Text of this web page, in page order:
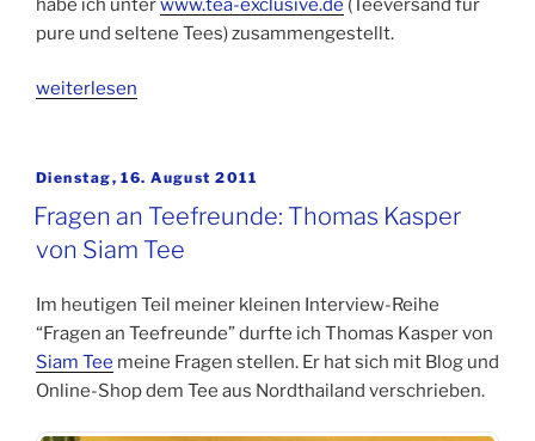
pure und seltene Tees) zusammengestellt.
„Fragen
Natalia
Panne“
weiterlesen
Veröffentlicht
Dienstag, 16. August 2011
Fragen an Teefreunde: Thomas Kasper
von Siam Tee
Im heutigen Teil meiner kleinen Interview-Reihe
“Fragen an Teefreunde” durfte ich Thomas Kasper von
Siam Tee meine Fragen stellen. Er hat sich mit Blog und
Online-Shop dem Tee aus Nordthailand verschrieben.